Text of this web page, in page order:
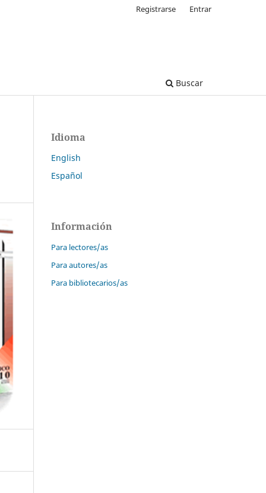
Buscar
Registrarse Entrar
Idioma
English
Español
Información
Para lectores/as
Para autores/as
Para bibliotecarios/as